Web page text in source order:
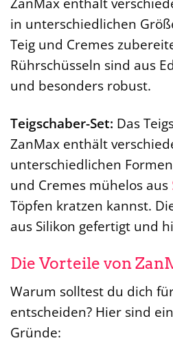
in unterschiedlichen
Teig und Cremes
Rührschüsseln sind aus
und besonders robust.
Teigschaber-Set: Das
ZanMax enthält
unterschiedlichen
und Cremes mühelos aus
Töpfen kratzen kannst.
aus Silikon gefertigt und
Die Vorteile von
Warum solltest du dich
entscheiden? Hier sind
Gründe: